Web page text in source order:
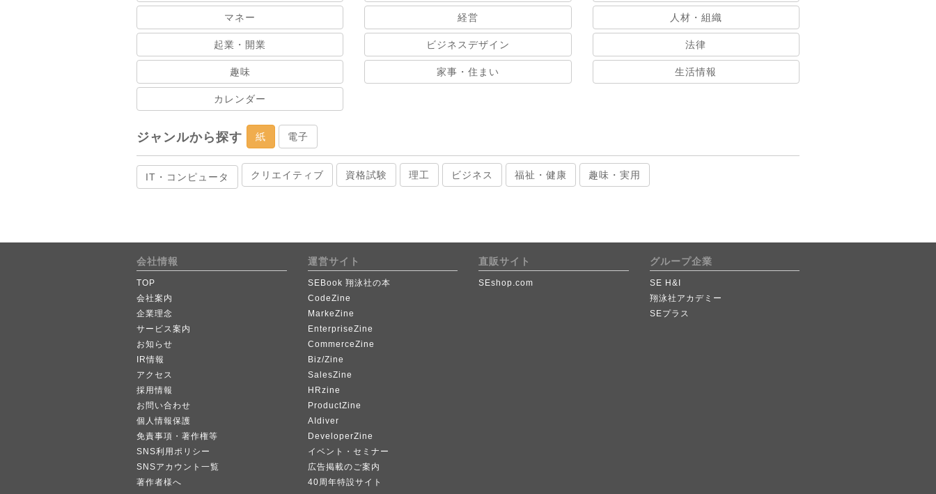
マネー 経営 人材・組織
起業・開業 ビジネスデザイン 法律
趣味 家事・住まい 生活情報
カレンダー
ジャンルから探す 紙 電子
IT・コンピュータ クリエイティブ 資格試験 理工 ビジネス 福祉・健康 趣味・実用
会社情報
TOP
会社案内
企業理念
サービス案内
お知らせ
IR情報
アクセス
採用情報
お問い合わせ
個人情報保護
免責事項・著作権等
SNS利用ポリシー
SNSアカウント一覧
著作者様へ
運営サイト
SEBook 翔泳社の本
CodeZine
MarkeZine
EnterpriseZine
CommerceZine
Biz/Zine
SalesZine
HRzine
ProductZine
AIdiver
DeveloperZine
イベント・セミナー
広告掲載のご案内
40周年特設サイト
直販サイト
SEshop.com
グループ企業
SE H&I
翔泳社アカデミー
SEプラス